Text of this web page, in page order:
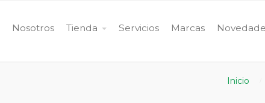
Nosotros Tienda Servicios Marcas
Inicio